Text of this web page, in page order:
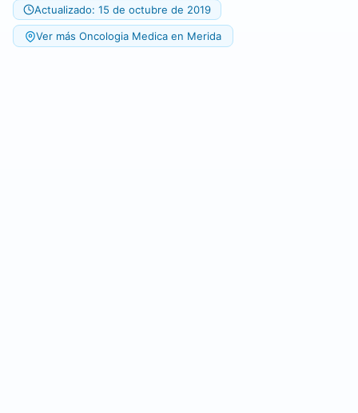
Actualizado: 15 de octubre de 2019
Ver más Oncologia Medica en Merida